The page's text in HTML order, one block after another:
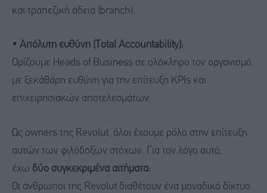
και τραπεζική άδεια (branch).
• Απόλυτη ευθύνη (Total Accountability):
Ορίζουμε Heads of Business σε ολόκληρο τον οργανισμό,
με ξεκάθαρη ευθύνη για την επίτευξη KPIs και
επιχειρησιακών αποτελεσμάτων.
Ως owners της Revolut, όλοι έχουμε ρόλο στην επίτευξη
αυτών των φιλόδοξων στόχων. Για τον λόγο αυτό,
έχω δύο συγκεκριμένα αιτήματα:
Οι άνθρωποι της Revolut διαθέτουν ένα μοναδικό δίκτυο